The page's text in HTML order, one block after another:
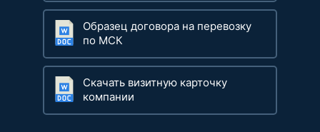
Образец договора на перевозку
по МСК
Скачать визитную карточку
компании